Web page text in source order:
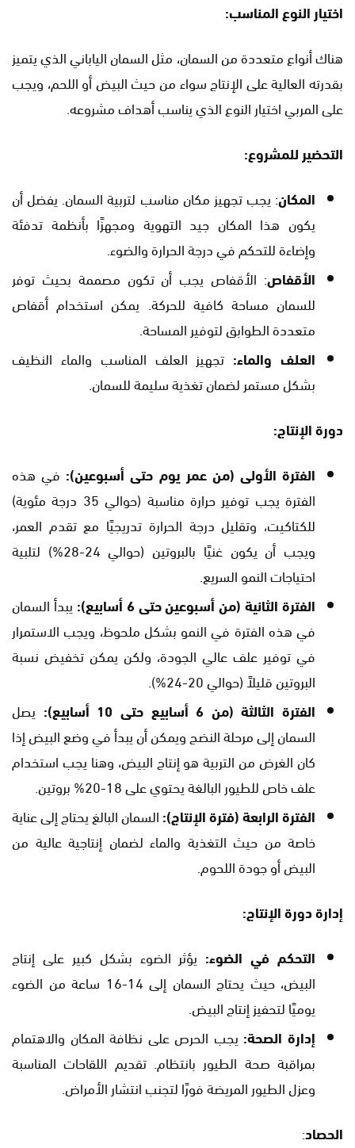
اختيار النوع المناسب:
هناك أنواع متعددة من السمان، مثل السمان الياباني الذي يتميز
بقدرته العالية على الإنتاج سواء من حيث البيض أو اللحم، ويجب
على المربي اختيار النوع الذي يناسب أهداف مشروعه.
التحضير للمشروع:
المكان: يجب تجهيز مكان مناسب لتربية السمان. يفضل أن
يكون هذا المكان جيد التهوية ومجهزًا بأنظمة تدفئة
وإضاءة للتحكم في درجة الحرارة والضوء.
الأقفاص: الأقفاص يجب أن تكون مصممة بحيث توفر
للسمان مساحة كافية للحركة. يمكن استخدام أقفاص
متعددة الطوابق لتوفير المساحة.
العلف والماء: تجهيز العلف المناسب والماء النظيف
بشكل مستمر لضمان تغذية سليمة للسمان.
دورة الإنتاج:
الفترة الأولى (من عمر يوم حتى أسبوعين): في هذه
الفترة يجب توفير حرارة مناسبة (حوالي 35 درجة مئوية)
للكتاكيت، وتقليل درجة الحرارة تدريجيًا مع تقدم العمر،
ويجب أن يكون غنيًا بالبروتين (حوالي 24-28%) لتلبية
احتياجات النمو السريع.
الفترة الثانية (من أسبوعين حتى 6 أسابيع):
يبدأ السمان
في هذه الفترة في النمو بشكل ملحوظ، ويجب الاستمرار
في توفير علف عالي الجودة، ولكن يمكن تخفيض نسبة
البروتين قليلاً (حوالي 20-24%).
الفترة الثالثة (من 6 أسابيع حتى 10 أسابيع):
يصل
السمان إلى مرحلة النضج ويمكن أن يبدأ في وضع البيض إذا
كان الغرض من التربية هو إنتاج البيض، وهنا يجب استخدام
علف خاص للطيور البالغة يحتوي على 18-20% بروتين.
الفترة الرابعة (فترة الإنتاج):السمان البالغ يحتاج إلى عناية
خاصة من حيث التغذية والماء لضمان إنتاجية عالية من
البيض أو جودة اللحوم.
إدارة دورة الإنتاج:
التحكم في الضوء: يؤثر الضوء بشكل كبير على إنتاج
البيض، حيث يحتاج السمان إلى 14-16 ساعة من الضوء
يوميًا لتحفيز إنتاج البيض.
إدارة الصحة: يجب الحرص على نظافة المكان والاهتمام
بمراقبة صحة الطيور بانتظام. تقديم اللقاحات المناسبة
وعزل الطيور المريضة فورًا لتجنب انتشار الأمراض.
الحصاد: